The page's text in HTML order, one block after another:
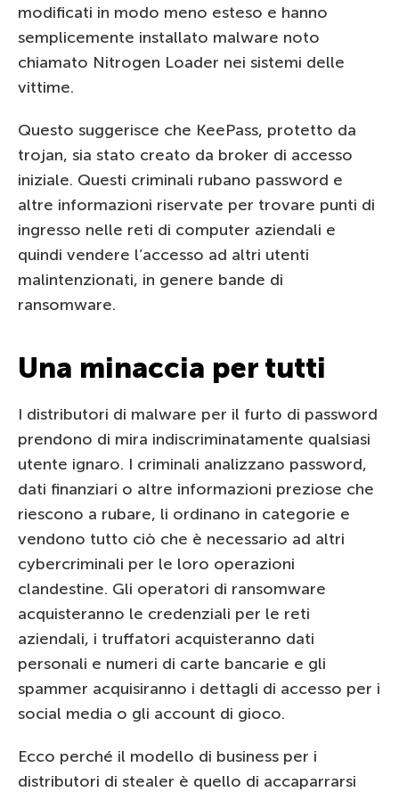
modificati in modo meno esteso e hanno
semplicemente installato malware noto
chiamato Nitrogen Loader nei sistemi delle
vittime.
Questo suggerisce che KeePass, protetto da
trojan, sia stato creato da broker di accesso
iniziale. Questi criminali rubano password e
altre informazioni riservate per trovare punti di
ingresso nelle reti di computer aziendali e
quindi vendere l’accesso ad altri utenti
malintenzionati, in genere bande di
ransomware.
Una minaccia per tutti
I distributori di malware per il furto di password
prendono di mira indiscriminatamente qualsiasi
utente ignaro. I criminali analizzano password,
dati finanziari o altre informazioni preziose che
riescono a rubare, li ordinano in categorie e
vendono tutto ciò che è necessario ad altri
cybercriminali per le loro operazioni
clandestine. Gli operatori di ransomware
acquisteranno le credenziali per le reti
aziendali, i truffatori acquisteranno dati
personali e numeri di carte bancarie e gli
spammer acquisiranno i dettagli di accesso per i
social media o gli account di gioco.
Ecco perché il modello di business per i
distributori di stealer è quello di accaparrarsi